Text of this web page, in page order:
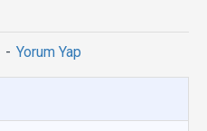
- Yorum Yap